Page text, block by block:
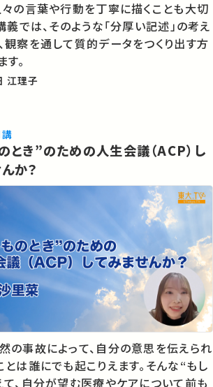
々の言葉や行動を丁寧に描くことも大切
義では、そのような「分厚い記述」の考え
観察を通して質的データをつくり出す方
。
江理子
とき”のための人生会議（ACP）し
か？
の事故によって、自分の意思を伝えられ
とは誰にでも起こりえます。そんな“もし
、自分が望む医療やケアについて前も